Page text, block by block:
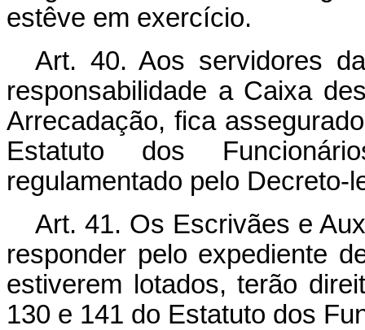
estêve em exercício.
Art. 40. Aos servidores
responsabilidade a Caixa
Arrecadação, fica
Estatuto dos
regulamentado pelo Decreto-
Art. 41. Os Escrivães e
responder pelo expediente
estiverem lotados, terão
130 e 141 do Estatuto dos